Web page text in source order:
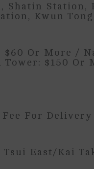
Station,
Kwun
Or More /
$150 Or
For
East/Kai